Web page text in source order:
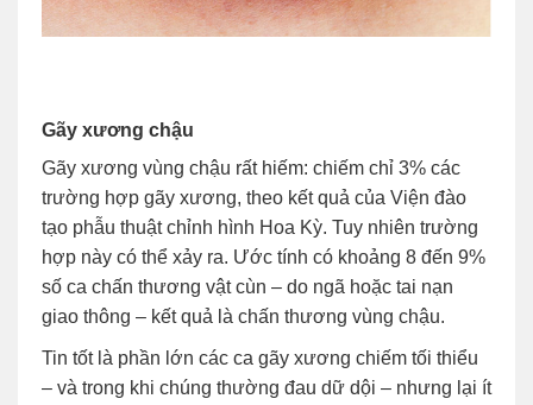
Gãy xương chậu
Gãy xương vùng chậu rất hiếm: chiếm chỉ 3% các
trường hợp gãy xương, theo kết quả của Viện đào
tạo phẫu thuật chỉnh hình Hoa Kỳ. Tuy nhiên trường
hợp này có thể xảy ra. Ước tính có khoảng 8 đến 9%
số ca chấn thương vật cùn – do ngã hoặc tai nạn
giao thông – kết quả là chấn thương vùng chậu.
Tin tốt là phần lớn các ca gãy xương chiếm tối thiểu
– và trong khi chúng thường đau dữ dội – nhưng lại ít